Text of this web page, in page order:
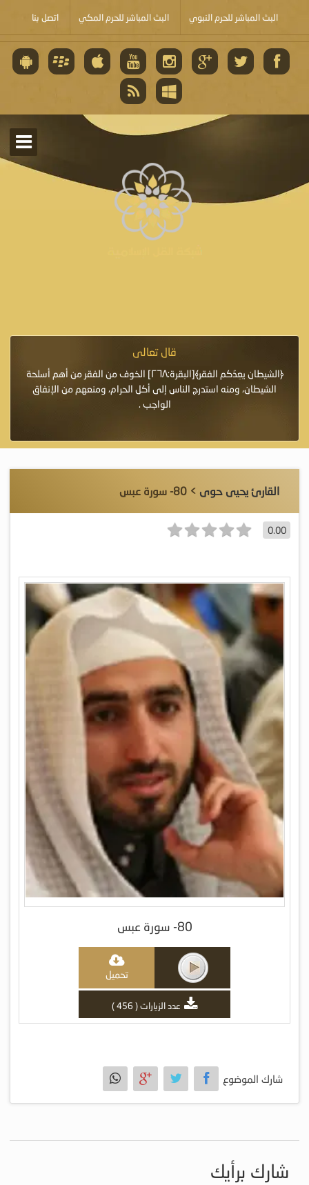
البث المباشر للحرم النبوي البث المباشر للحرم المكي اتصل بنا
قال تعالى
﴿الشيطان يعِدُكم الفقر﴾[البقرة:٢٦٨] الخوف من الفقر من أهم أسلحة
الشيطان، ومنه استدرج الناس إلى أكل الحرام، ومنعهم من الإنفاق
الواجب .
القارئ يحيى حوى > 80- سورة عبس
0.00
80- سورة عبس
تحميل
عدد الزيارات ( 456 )
شارك الموضوع
شارك برأيك